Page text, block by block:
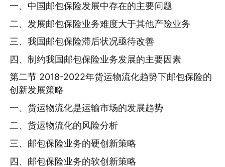
一、中国邮包保险发展中存在的主要问题
二、发展邮包保险业务难度大于其他产险业务
三、我国邮包保险滞后状况亟待改善
四、制约我国邮包保险业务发展的主要因素
第二节 2018-2022年货运物流化趋势下邮包保险的
创新发展策略
一、货运物流化是运输市场的发展趋势
二、货运物流化的风险分析
三、邮包保险业务的硬创新策略
四、邮包保险业务的软创新策略